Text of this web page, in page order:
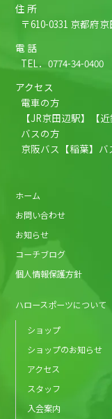
住 所
〒610-0331 京都府
電 話
TEL．0774-34-0400
アクセス
電車の方
【JR京田辺駅】【
バスの方
京阪バス【稲葉】バ
ホーム
お問い合わせ
お知らせ
コーチブログ
個人情報保護方針
ハロースポーツについて
ショップ
ショップのお知らせ
アクセス
スタッフ
入会案内